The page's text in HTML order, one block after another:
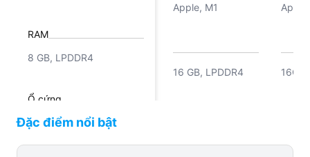
RAM
8 GB, LPDDR4
Ổ cứng
SSD 256 GB
Apple, M1
16 GB, LPDDR4 16GB
Đặc điểm nổi bật